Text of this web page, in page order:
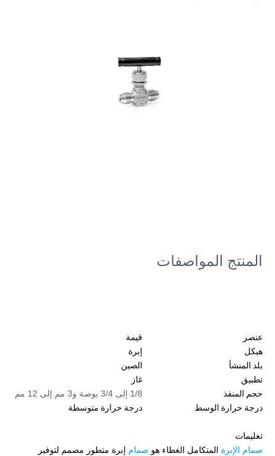
المنتج المواصفات
عنصر
قيمة
هيكل
إبرة
بلد المنشأ
الصين
تطبيق
غاز
حجم المنفذ
1/8 إلى 3/4 بوصة و3 مم إلى 12 مم
درجة حرارة الوسط
درجة حرارة متوسطة
تعليمات
صمام الإبرة المتكامل الغطاء هو صمام إبرة متطور مصمم لتوفير